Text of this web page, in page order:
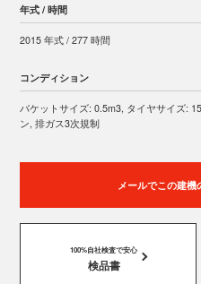
年式 / 時間
2015 年式 / 277 時間
コンディション
バケットサイズ: 0.5m3, タイヤサイズ:
ン, 排ガス3次規制
メールでこの建機
100%自社検査で安心
検品書